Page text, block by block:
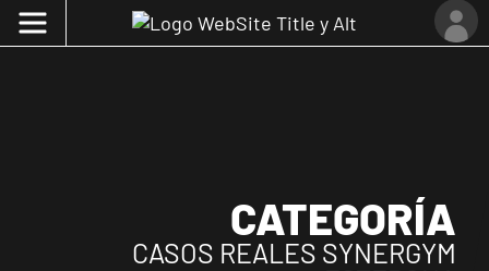
CATEGORÍA
CASOS REALES SYNERGYM